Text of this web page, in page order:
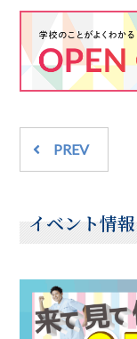
PREV
イベント情報